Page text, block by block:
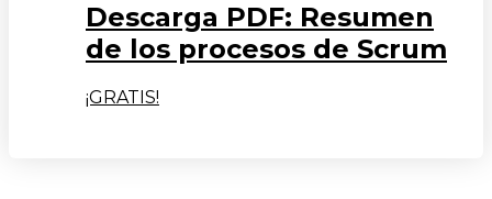
Descarga PDF: Resumen
de los procesos de Scrum
¡GRATIS!